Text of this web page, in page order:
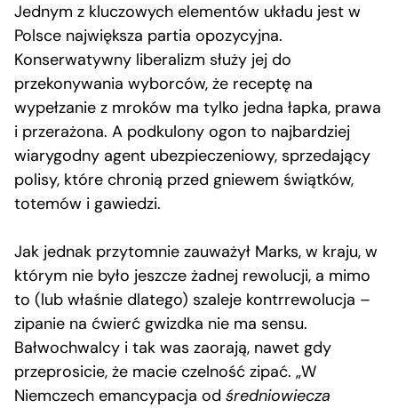
Jednym z kluczowych elementów układu jest w
Polsce największa partia opozycyjna.
Konserwatywny liberalizm służy jej do
przekonywania wyborców, że receptę na
wypełzanie z mroków ma tylko jedna łapka, prawa
i przerażona. A podkulony ogon to najbardziej
wiarygodny agent ubezpieczeniowy, sprzedający
polisy, które chronią przed gniewem świątków,
totemów i gawiedzi.
Jak jednak przytomnie zauważył Marks, w kraju, w
którym nie było jeszcze żadnej rewolucji, a mimo
to (lub właśnie dlatego) szaleje kontrrewolucja –
zipanie na ćwierć gwizdka nie ma sensu.
Bałwochwalcy i tak was zaorają, nawet gdy
przeprosicie, że macie czelność zipać. „W
Niemczech emancypacja od średniowiecza